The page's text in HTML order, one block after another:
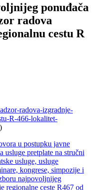
ponuđača
radova
cestu R
radova-izgradnje-
R-466-lokalitet-
u postupku javne
usluge pretplate na stručni
usluge, usluge
kongrese, simpozije i
najpovoljnijeg
regionalne ceste R467 od